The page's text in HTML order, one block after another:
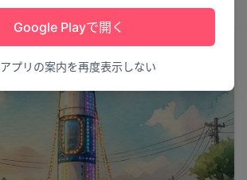
Google Playで開く
アプリの案内を再度表示しない